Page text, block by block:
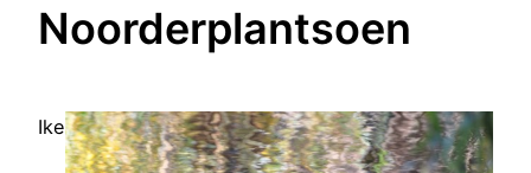
Noorderplantsoen
Ike